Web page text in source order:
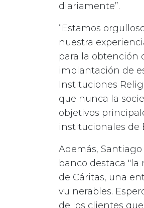
diariamente”.
“Estamos
nuestra
para la obtención
implantación de
Instituciones
que nunca la
objetivos
institucionales de
Además,
banco destaca "la
de Cáritas, una
vulnerables.
de los clientes